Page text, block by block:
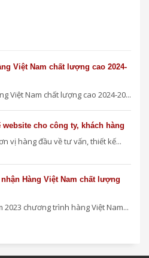
Việt Nam chất lượng cao 2024-
Việt Nam chất lượng cao 2024-20...
cho công ty, khách hàng
vị hàng đầu về tư vấn, thiết kế...
Hàng Việt Nam chất lượng
2023 chương trình hàng Việt Nam...